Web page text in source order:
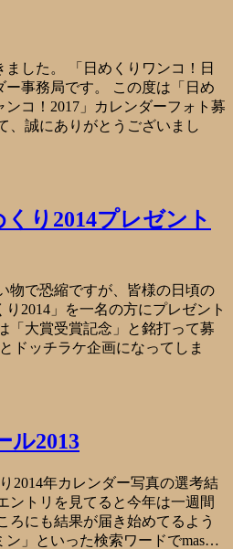
した。 「日めくりワンコ！日
事務局です。 この度は「日め
ンコ！2017」カレンダーフォト募
、誠にありがとうございまし
くり2014プレゼント
物で恐縮ですが、皆様の日頃の
2014」を一名の方にプレゼント
「大賞受賞記念」と銘打って募
ドッチラケ企画になってしま
ル2013
2014年カレンダー写真の選考結
ントリを見てると今年は一週間
ろにも結果が届き始めてるよう
ン」といった検索ワードでmas…